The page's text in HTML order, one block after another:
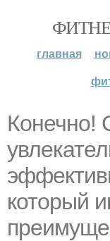
главная
Конечно!
который